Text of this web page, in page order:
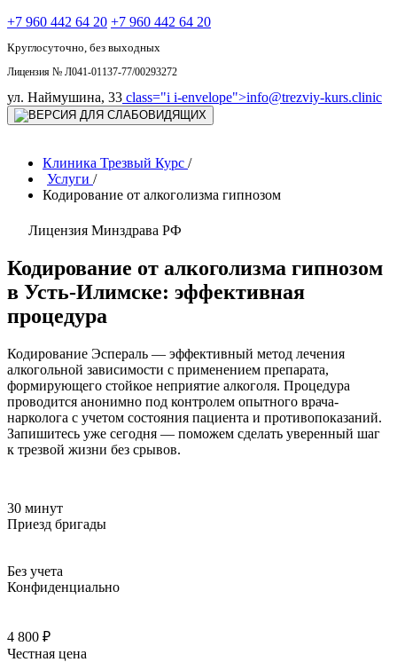
+7 960 442 64 20 +7 960 442 64 20
Круглосуточно, без выходных
Лицензия № Л041-01137-77/00293272
ул. Наймушина, 33 class="i i-envelope">info@trezviy-kurs.clinic
Клиника Трезвый Курс /
Услуги /
Кодирование от алкоголизма гипнозом
Лицензия Минздрава РФ
Кодирование от алкоголизма гипнозом
в Усть-Илимске: эффективная
процедура
Кодирование Эспераль — эффективный метод лечения
алкогольной зависимости с применением препарата,
формирующего стойкое неприятие алкоголя. Процедура
проводится анонимно под контролем опытного врача-
нарколога с учетом состояния пациента и противопоказаний.
Запишитесь уже сегодня — поможем сделать уверенный шаг
к трезвой жизни без срывов.
30 минут
Приезд бригады
Без учета
Конфиденциально
4 800 ₽
Честная цена